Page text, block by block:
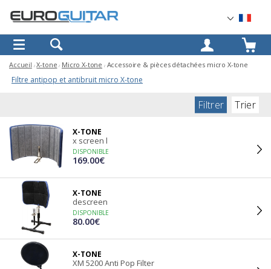
OK
Accueil X-tone Micro X-tone Accessoire & pièces détachées micro X-tone
Filtre antipop et antibruit micro X-tone
Filtrer Trier
X-TONE
x screen l
DISPONIBLE
169.00€
X-TONE
descreen
DISPONIBLE
80.00€
X-TONE
XM 5200 Anti Pop Filter